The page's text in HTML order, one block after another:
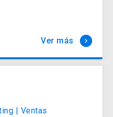
Ver más keyboard_arrow_right
| Ventas